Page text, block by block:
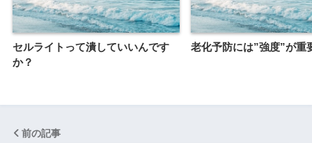
セルライトって潰していいんです
か？
老化予防には”強度”が重
前の記事